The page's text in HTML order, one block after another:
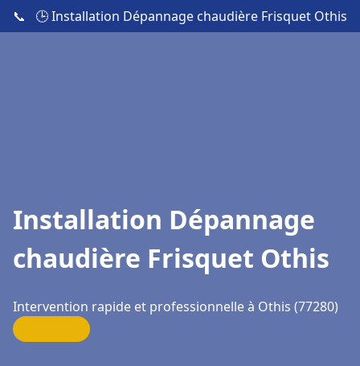
📞 🕒 Installation Dépannage chaudière Frisquet Othis
Installation Dépannage
chaudière Frisquet Othis
Intervention rapide et professionnelle à Othis (77280)